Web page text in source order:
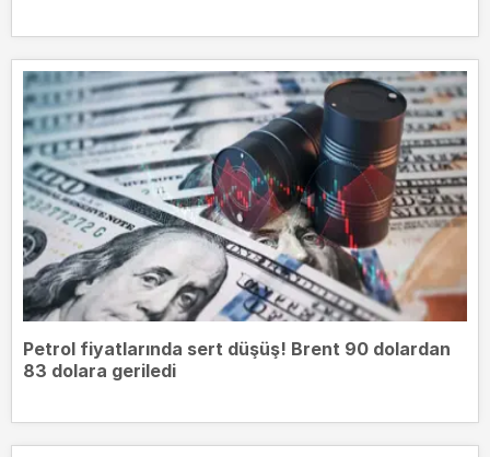
Petrol fiyatlarında sert düşüş! Brent 90 dolardan
83 dolara geriledi